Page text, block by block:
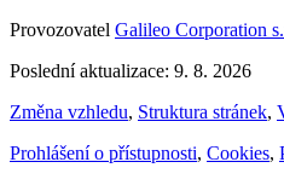
Provozovatel Galileo Corporation
Poslední aktualizace: 9. 8. 2026
Změna vzhledu, Struktura stránek,
Prohlášení o přístupnosti, Cookies,